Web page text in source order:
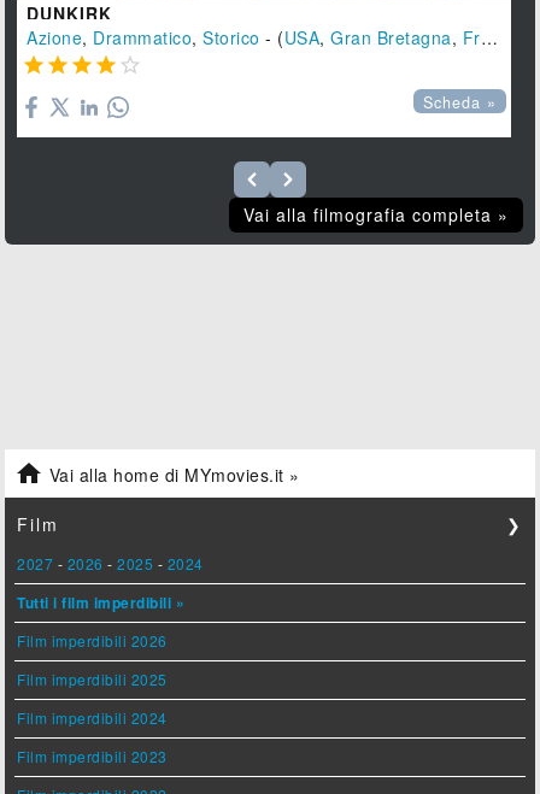
DUNKIRK
Azione, Drammatico,Storico - (USA,Gran Bretagna, Francia
    
Scheda »
Vai alla filmografia completa »
 Vai alla home di MYmovies.it »
Film ❯
2027 - 2026 -2025 - 2024
Tutti i film imperdibili »
Film imperdibili 2026
Film imperdibili 2025
Film imperdibili 2024
Film imperdibili 2023